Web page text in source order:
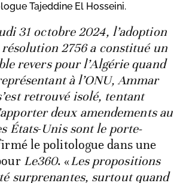
Tajeddine El Hosseini.
31 octobre 2024, l’adoption
résolution 2756 a constitué un
revers pour l’Algérie quand
à l’ONU, Ammar
retrouvé isolé, tentant
deux amendements au
États-Unis sont le porte-
le politologue dans une
Le360. «Les propositions
surprenantes, surtout quand